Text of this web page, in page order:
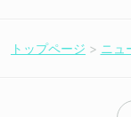
トップページ ニュ